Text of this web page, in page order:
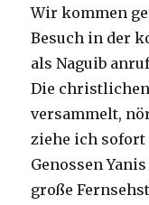
Wir kommen
Besuch in der
als Naguib
Die
versammelt,
ziehe ich
Genossen
große